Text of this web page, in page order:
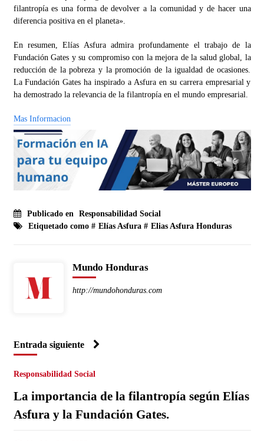
filantropía es una forma de devolver a la comunidad y de hacer una
diferencia positiva en el planeta».
En resumen, Elías Asfura admira profundamente el trabajo de la
Fundación Gates y su compromiso con la mejora de la salud global, la
reducción de la pobreza y la promoción de la igualdad de ocasiones.
La Fundación Gates ha inspirado a Asfura en su carrera empresarial y
ha demostrado la relevancia de la filantropía en el mundo empresarial.
Mas Informacion
Publicado en Responsabilidad Social
Etiquetado como # Elías Asfura# Elias Asfura Honduras
Mundo Honduras
http://mundohonduras.com
Entrada siguiente
Responsabilidad Social
La importancia de la filantropía según Elías
Asfura y la Fundación Gates.